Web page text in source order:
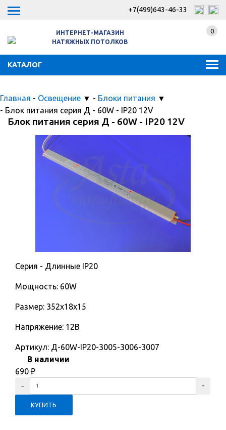
+7(499)643-46-33
ИНТЕРНЕТ-МАГАЗИН
НАТЯЖНЫХ ПОТОЛКОВ
КАТАЛОГ
0
Главная - Освещение ▼ - Блоки питания ▼
- Блок питания серия Д - 60W - IP20 12V
Блок питания серия Д - 60W - IP20 12V
Серия - Длинные IP20
Мощность: 60W
Размер: 352х18х15
Напряжение: 12В
Артикул: Д-60W-IP20-3005-3006-3007
В наличии
690 ₽